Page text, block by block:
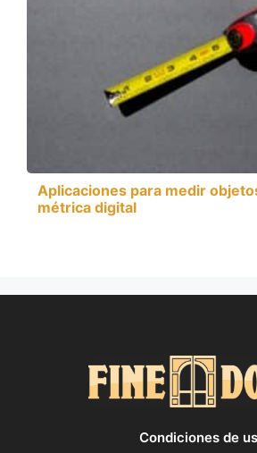
Aplicaciones para medir
métrica digital
Condiciones de